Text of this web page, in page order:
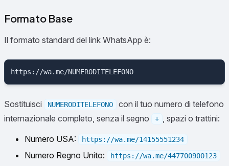
Formato Base
Il formato standard del link WhatsApp è:
Sostituisci NUMERODITELEFONO
con il tuo numero di telefono
internazionale completo, senza il segno
+ , spazi o trattini:
Numero USA:
https://wa.me/14155551234
Numero Regno Unito: https://wa.me/447700900123